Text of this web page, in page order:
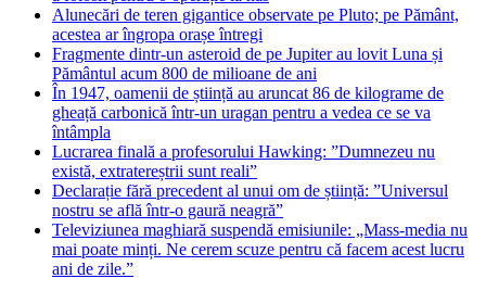
Alunecări de teren gigantice observate pe Pluto; pe Pământ,
acestea ar îngropa orașe întregi
Fragmente dintr-un asteroid de pe Jupiter au lovit Luna și
Pământul acum 800 de milioane de ani
În 1947, oamenii de știință au aruncat 86 de kilograme de
gheață carbonică într-un uragan pentru a vedea ce se va
întâmpla
Lucrarea finală a profesorului Hawking: ”Dumnezeu nu
există, extratereștrii sunt reali”
Declarație fără precedent al unui om de știință: ”Universul
nostru se află într-o gaură neagră”
Televiziunea maghiară suspendă emisiunile: „Mass-media nu
mai poate minți. Ne cerem scuze pentru că facem acest lucru
ani de zile.”